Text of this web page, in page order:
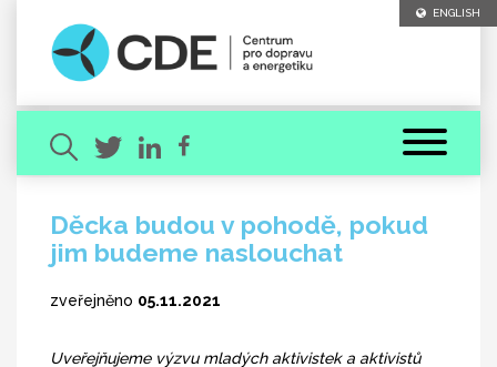
ENGLISH
Děcka budou v pohodě, pokud
jim budeme naslouchat
zveřejněno 05.11.2021
Uveřejňujeme výzvu mladých aktivistek a aktivistů
Hledaný výraz